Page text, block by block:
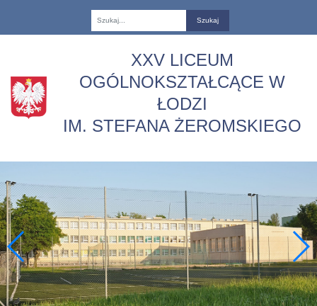
XXV LICEUM
OGÓLNOKSZTAŁCĄCE W
ŁODZI
IM. STEFANA ŻEROMSKIEGO